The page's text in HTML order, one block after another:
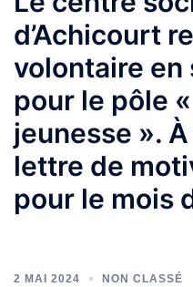
d’Achicourt
volontaire
pour le pôle
jeunesse ».
lettre de
pour le mois
2 MAI 2024 NON CLASSÉ